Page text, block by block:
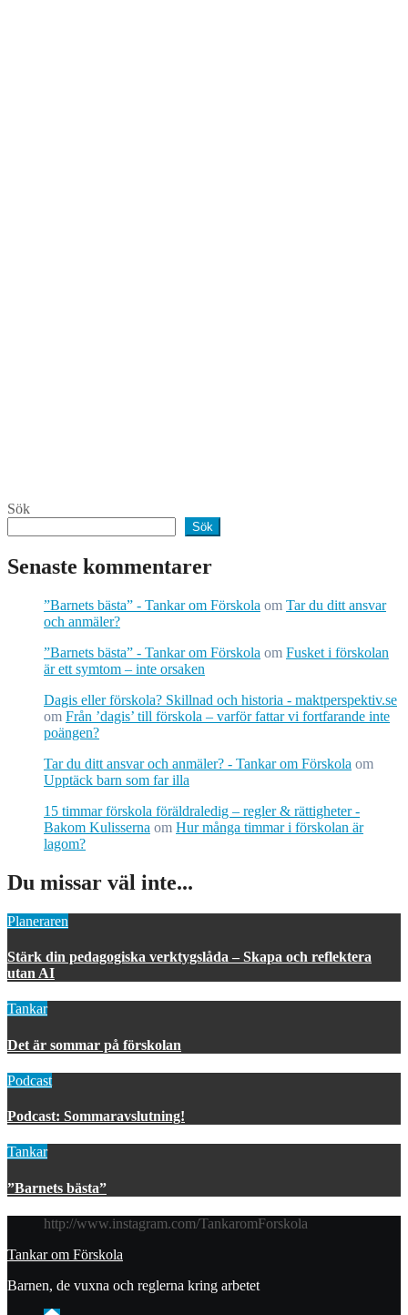
Sök
Sök
Senaste kommentarer
”Barnets bästa” - Tankar om Förskola om Tar du ditt ansvar
och anmäler?
”Barnets bästa” - Tankar om Förskola om Fusket i förskolan
är ett symtom – inte orsaken
Dagis eller förskola? Skillnad och historia - maktperspektiv.se
om Från ’dagis’ till förskola – varför fattar vi fortfarande inte
poängen?
Tar du ditt ansvar och anmäler? - Tankar om Förskola om
Upptäck barn som far illa
15 timmar förskola föräldraledig – regler & rättigheter -
Bakom Kulisserna om Hur många timmar i förskolan är
lagom?
Du missar väl inte...
Planeraren
Stärk din pedagogiska verktygslåda – Skapa och reflektera
utan AI
Tankar
Det är sommar på förskolan
Podcast
Podcast: Sommaravslutning!
Tankar
”Barnets bästa”
http://www.instagram.com/TankaromForskola
Tankar om Förskola
Barnen, de vuxna och reglerna kring arbetet